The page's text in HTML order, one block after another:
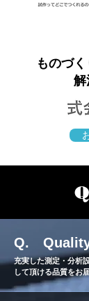
ものづ
解
Q.
充実した測定・分析
して頂ける品質をお